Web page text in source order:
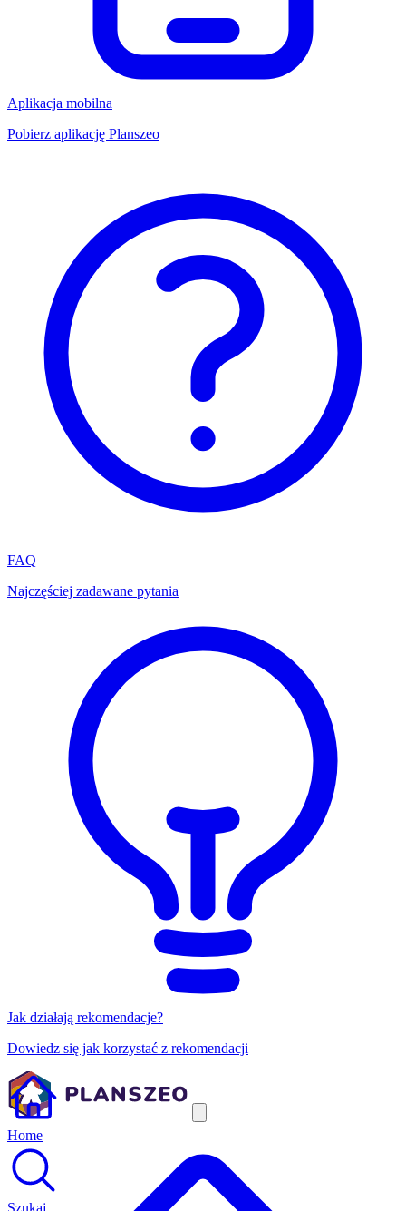
Aplikacja mobilna
Pobierz aplikację Planszeo
FAQ
Najczęściej zadawane pytania
Jak działają rekomendacje?
Dowiedz się jak korzystać z rekomendacji
Home
Szukaj